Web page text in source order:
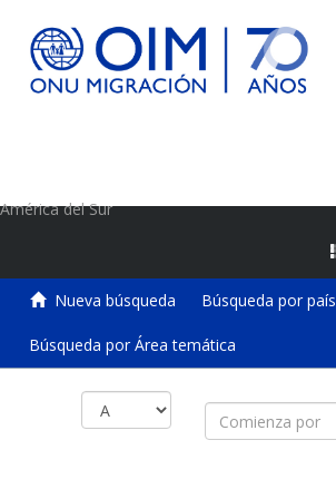
América del Sur
Nueva búsqueda Búsqueda por país
Búsqueda por Área temática